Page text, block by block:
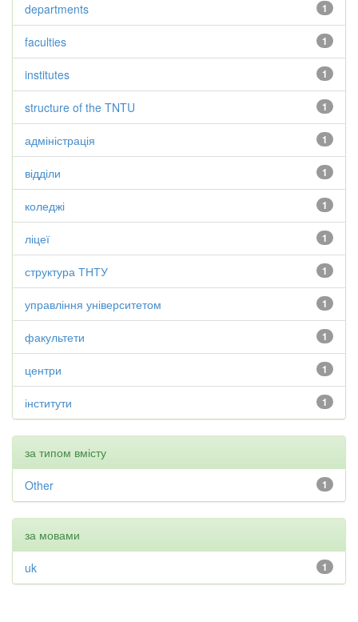
1
departments
1
faculties
1
institutes
1
structure of the TNTU
1
адміністрація
1
відділи
1
коледжі
1
ліцеї
1
структура ТНТУ
1
управління університетом
1
факультети
1
центри
1
інститути
за типом вмісту
1
Other
за мовами
1
uk